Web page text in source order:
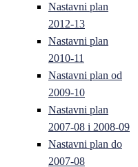
Nastavni plan
2012-13
Nastavni plan
2010-11
Nastavni plan od
2009-10
Nastavni plan
2007-08 i 2008-09
Nastavni plan do
2007-08